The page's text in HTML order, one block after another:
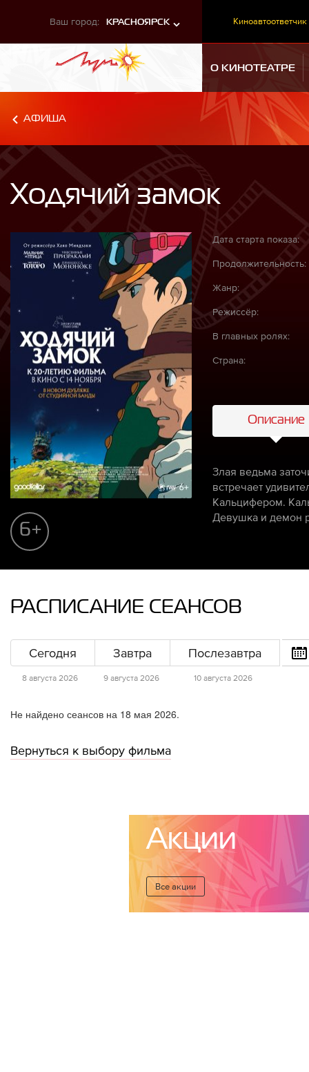
Ваш город: КРАСНОЯРСК Киноавтоответчик
О КИНОТЕАТРЕ
АФИША
Ходячий замок
6+
Дата старта показа:
Продолжительность:
Жанр:
Режиссёр:
В главных ролях:
Страна:
Описание
Злая ведьма
встречает
Кальцифером.
Девушка и демон
РАСПИСАНИЕ СЕАНСОВ
Сегодня
8 августа 2026
Завтра
9 августа 2026
Послезавтра
10 августа 2026
Не найдено сеансов на 18 мая 2026.
Вернуться к выбору фильма
Акции
Все акции